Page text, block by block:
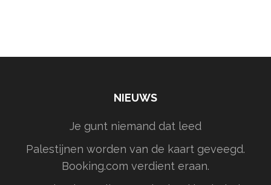
NIEUWS
Je gunt niemand dat leed
Palestijnen worden van de kaart geveegd.
Booking.com verdient eraan.